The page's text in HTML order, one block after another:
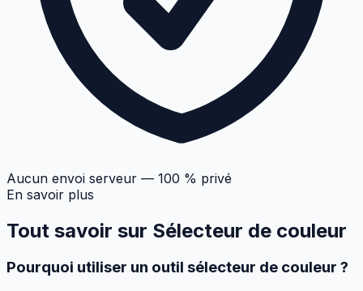
Aucun envoi serveur — 100 % privé
En savoir plus
Tout savoir sur Sélecteur de couleur
Pourquoi utiliser un outil sélecteur de couleur ?